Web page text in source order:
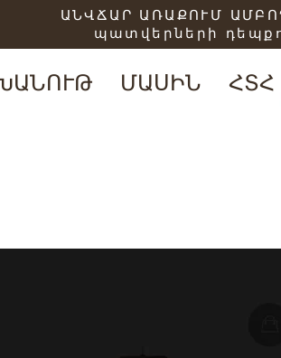
ՄԱՍԻՆ ՀՏՀ
ԱՆՎՃԱՐ ԱՌԱՔՈՒՄ
պատվերների